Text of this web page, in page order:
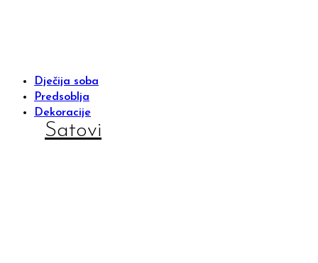
Dječija soba
Predsoblja
Dekoracije
Satovi